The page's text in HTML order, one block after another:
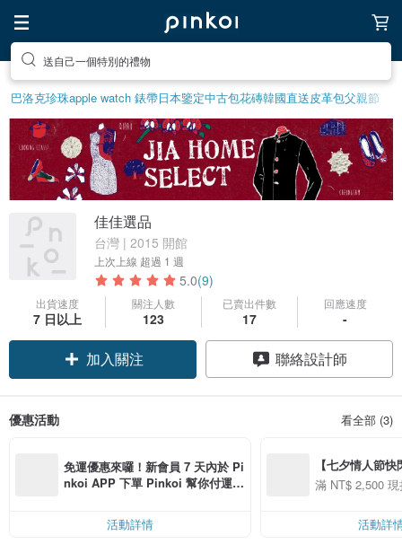
送自己一個特別的禮物
巴洛克珍珠apple watch 錶帶日本鑒定中古包花磚韓國直送皮革包父親節
佳佳選品
台灣 | 2015 開館
上次上線 超過 1 週
5.0(9)
出貨速度
7 日以上
關注人數
123
已賣出件數
17
回應速度
-
加入關注 聯絡設計師
優惠活動 看全部 (3)
免運優惠來囉！新會員 7 天內於 Pi
nkoi APP 下單 Pinkoi 幫你付運
活動詳情
【七夕情人節
用 APP 購買任
00 現折 NT$100
滿 NT$ 2,500
活動詳